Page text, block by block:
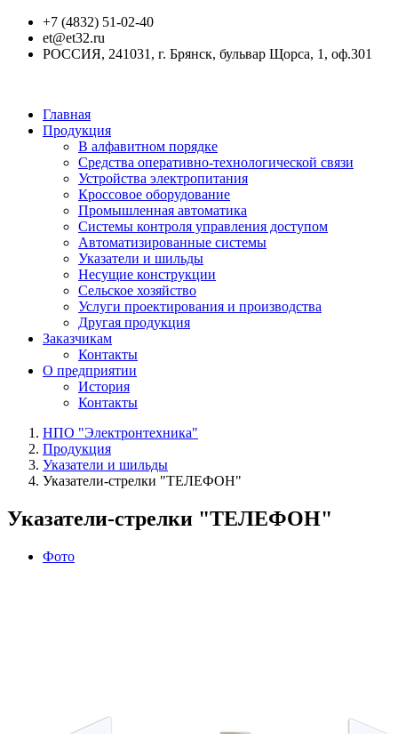
+7 (4832) 51-02-40
et@et32.ru
РОССИЯ, 241031, г. Брянск, бульвар Щорса, 1, оф.301
Главная
Продукция
В алфавитном порядке
Средства оперативно-технологической связи
Устройства электропитания
Кроссовое оборудование
Промышленная автоматика
Системы контроля управления доступом
Автоматизированные системы
Указатели и шильды
Несущие конструкции
Сельское хозяйство
Услуги проектирования и производства
Другая продукция
Заказчикам
Контакты
О предприятии
История
Контакты
НПО "Электронтехника"
Продукция
Указатели и шильды
Указатели‑стрелки "ТЕЛЕФОН"
Указатели‑стрелки "ТЕЛЕФОН"
Фото